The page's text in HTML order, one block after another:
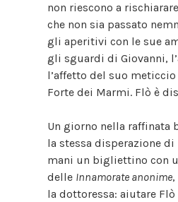
non riescono a
che non sia passato
gli aperitivi con le sue
gli sguardi di Giovanni,
l’affetto del suo
Forte dei Marmi. Flò è
Un giorno nella raffinata
la stessa disperazione
mani un bigliettino con
delle Innamorate anonime
la dottoressa: aiutare